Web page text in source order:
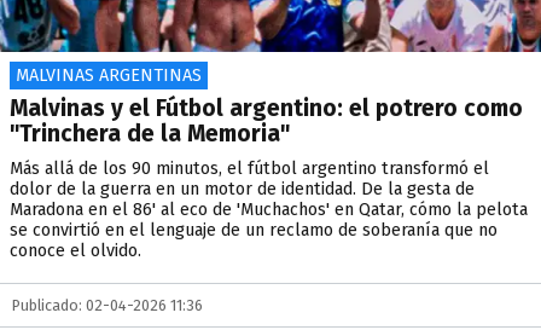
MALVINAS ARGENTINAS
Malvinas y el Fútbol argentino: el potrero como
"Trinchera de la Memoria"
Más allá de los 90 minutos, el fútbol argentino transformó el
dolor de la guerra en un motor de identidad. De la gesta de
Maradona en el 86' al eco de 'Muchachos' en Qatar, cómo la pelota
se convirtió en el lenguaje de un reclamo de soberanía que no
conoce el olvido.
Publicado: 02-04-2026 11:36